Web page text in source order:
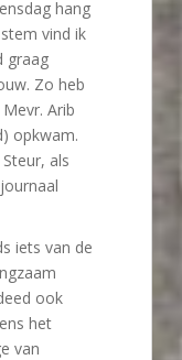
hang
vind ik
graag
Zo heb
Arib
opkwam.
als
iets van de
ook
het
van